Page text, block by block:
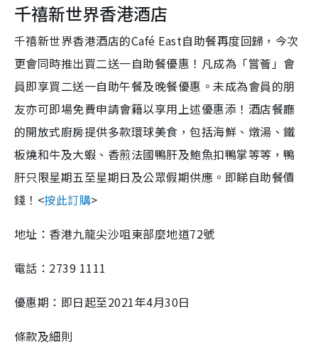
千禧新世界香港酒店
千禧新世界香港酒店的Café East自助餐再度回歸，今次
更會同時推出買二送一自助餐優惠！凡成為「嘗薈」會
員即享買二送一自助午餐及晚餐優惠。未成為會員的朋
友亦可即場免費申請會籍以享用上述優惠添！酒店餐廳
的開放式廚房提供多款環球美食，包括海鮮、燉湯、鐵
板燒和牛及大蝦、香煎法國鴨肝及鮑魚扣鴨掌等等，鴨
肝只限星期五至星期日及公眾假期供應。即睇自助餐價
錢！<按此訂購>
地址：香港九龍尖沙咀東部麼地道72號
電話：2739 1111
優惠期：即日起至2021年4月30日
條款及細則